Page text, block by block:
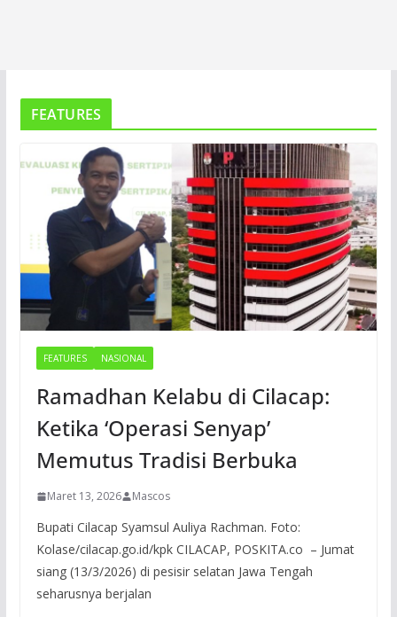
FEATURES
FEATURES NASIONAL
Ramadhan Kelabu di Cilacap:
Ketika ‘Operasi Senyap’
Memutus Tradisi Berbuka
Maret 13, 2026 Mascos
Bupati Cilacap Syamsul Auliya Rachman. Foto:
Kolase/cilacap.go.id/kpk CILACAP, POSKITA.co – Jumat
siang (13/3/2026) di pesisir selatan Jawa Tengah
seharusnya berjalan